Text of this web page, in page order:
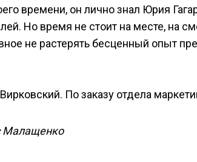
времени, он лично знал Юрия
Но время не стоит на месте, на
не растерять бесценный опыт
По заказу отдела
Малащенко